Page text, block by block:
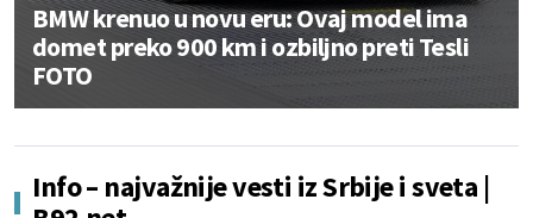
BMW krenuo u novu eru: Ovaj model ima
domet preko 900 km i ozbiljno preti Tesli
FOTO
Info – najvažnije vesti iz Srbije i sveta |